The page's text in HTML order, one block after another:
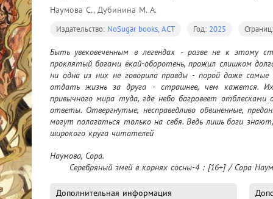
Наумова С., Дубинина М. А.
Издательство: NoSugar books, АСТ Год: 2025
Быть увековеченным в легендах - разве не к этому
проклятый богами ёкай-оборотень, прожил слишком
ни одна из них не говорила правды - порой даже самые
отдать жизнь за друга - страшнее, чем кажется.
привычного мира туда, где небо багровеет
ответы. Отвергнутые, несправедливо обвиненные,
могут полагаться только на себя. Ведь лишь боги
широкого круга читателей
Наумова, Сора.
Серебряный змей в корнях сосны-4 : [16+] / Сора
Дополнительная информация